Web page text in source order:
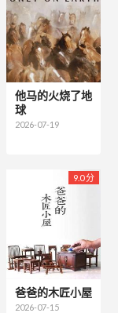
他马的火烧了地
球
2026-07-19
9.0 分
爸爸的木匠小屋
2026-07-15